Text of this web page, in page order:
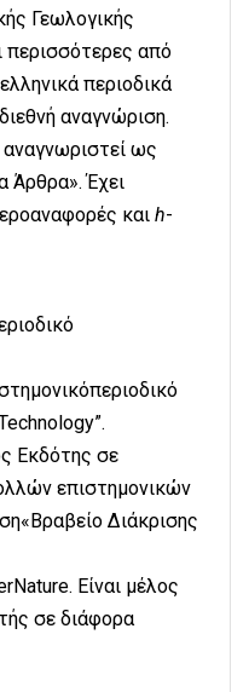
Γεωλογικής
περισσότερες από
περιοδικά
αναγνώριση.
αναγνωριστεί ως
Άρθρα». Έχει
και h-
Εκδότης σε
επιστημονικών
Διάκρισης
Είναι μέλος
σε διάφορα